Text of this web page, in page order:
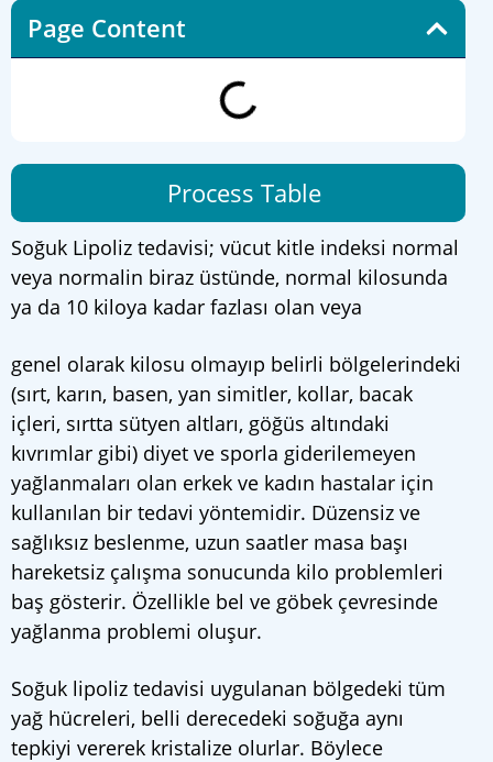
Page Content
Process Table
Soğuk Lipoliz tedavisi; vücut kitle indeksi normal
veya normalin biraz üstünde, normal kilosunda
ya da 10 kiloya kadar fazlası olan veya
genel olarak kilosu olmayıp belirli bölgelerindeki
(sırt, karın, basen, yan simitler, kollar, bacak
içleri, sırtta sütyen altları, göğüs altındaki
kıvrımlar gibi) diyet ve sporla giderilemeyen
yağlanmaları olan erkek ve kadın hastalar için
kullanılan bir tedavi yöntemidir. Düzensiz ve
sağlıksız beslenme, uzun saatler masa başı
hareketsiz çalışma sonucunda kilo problemleri
baş gösterir. Özellikle bel ve göbek çevresinde
yağlanma problemi oluşur.
Soğuk lipoliz tedavisi uygulanan bölgedeki tüm
yağ hücreleri, belli derecedeki soğuğa aynı
tepkiyi vererek kristalize olurlar. Böylece